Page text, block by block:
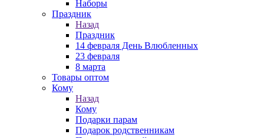
Наборы
Праздник
Назад
Праздник
14 февраля День Влюбленных
23 февраля
8 марта
Товары оптом
Кому
Назад
Кому
Подарки парам
Подарок родственникам